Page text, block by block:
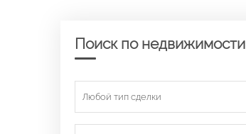
Поиск по недвижимости
Любой тип сделки